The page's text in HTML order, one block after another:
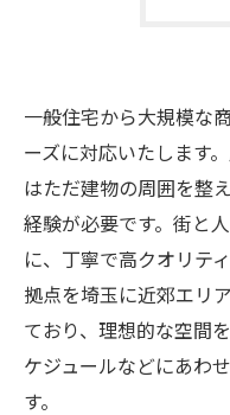
一般住宅から大規模な
ーズに対応いたします
はただ建物の周囲を整
経験が必要です。街と
に、丁寧で高クオリテ
拠点を埼玉に近郊エリ
ており、理想的な空間
ケジュールなどにあわ
す。